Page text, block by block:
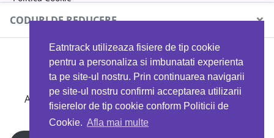
Eatntrack utilizeaza fisiere de tip cookie
pentru a personaliza si imbunatati experienta
ta pe site-ul nostru. Prin continuarea navigarii
pe site-ul nostru confirmi acceptarea utilizarii
fisierelor de tip cookie conform Politicii de
Cookie. Afla mai multe
Politica de confidențialitate
CODURI DE REDUCERE ×
MYPROTEIN
Ai 40%reducere la orice comandă folosind codul
EATTRACK